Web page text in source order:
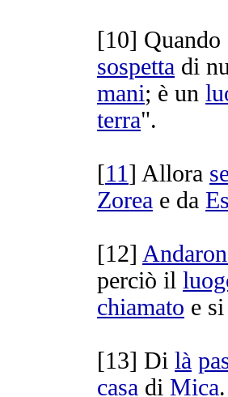
[10] Quando
sospetta di
mani; è un
terra".
[11] Allora
Zorea e da
[12]
perciò il
chiamato e si
[13] Di là
casa di Mica.